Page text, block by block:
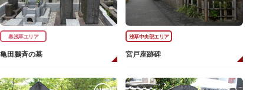
奥浅草エリア
亀田鵬斉の墓
浅草中央部エリア
宮戸座跡碑